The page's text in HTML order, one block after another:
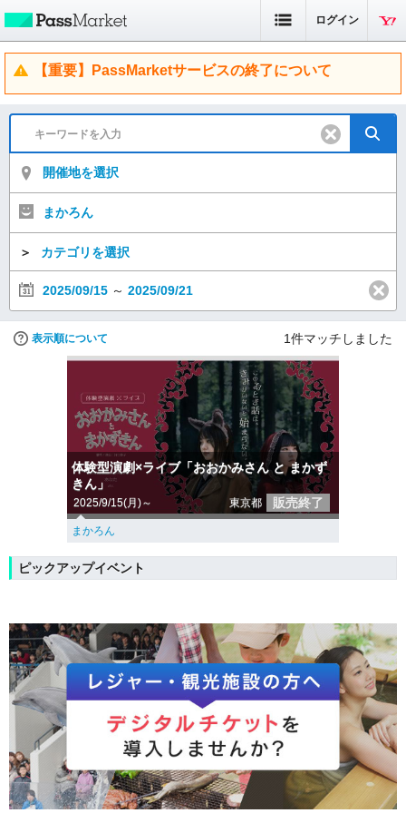
ログイン
【重要】PassMarketサービスの終了について
開催地を選択
まかろん
＞ カテゴリを選択
2025/09/15 ～ 2025/09/21
表示順について 1件マッチしました
体験型演劇×ライブ「おおかみさん と まかず
きん」
2025/9/15(月)～ 東京都 販売終了
まかろん
ピックアップイベント